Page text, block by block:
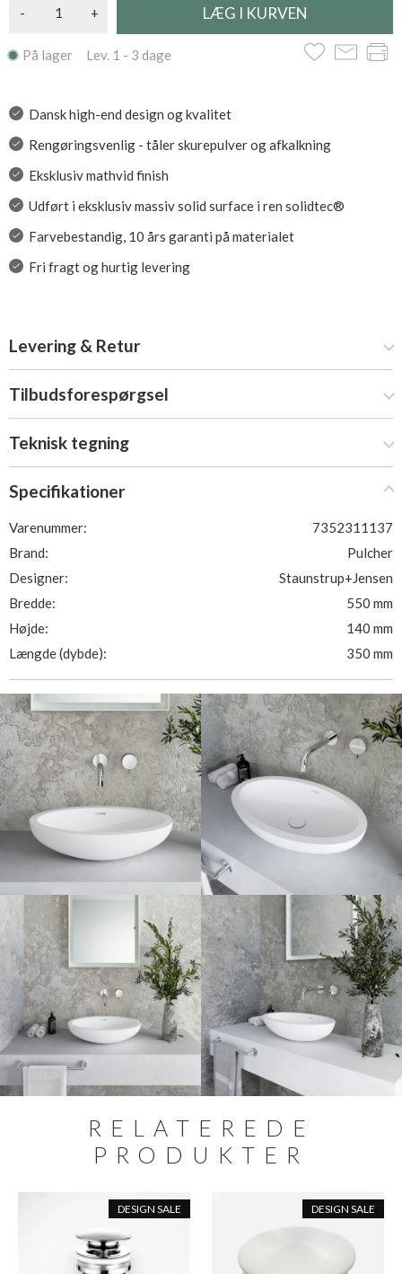
produkter
Se alle vores over top vaske
- +
På lager Lev. 1 - 3 dage
Dansk high-end design og kvalitet
Rengøringsvenlig - tåler skurepulver og afkalkning
Eksklusiv mathvid finish
Udført i eksklusiv massiv solid surface i ren solidtec®
Farvebestandig, 10 års garanti på materialet
Fri fragt og hurtig levering
Levering & Retur
Tilbudsforespørgsel
Teknisk tegning
Specifikationer
Varenummer:
7352311137
Brand:
Pulcher
Designer:
Staunstrup+Jensen
Bredde:
550 mm
Højde:
140 mm
Længde (dybde):
350 mm
RELATEREDE
PRODUKTER
DESIGN SALE DESIGN SALE